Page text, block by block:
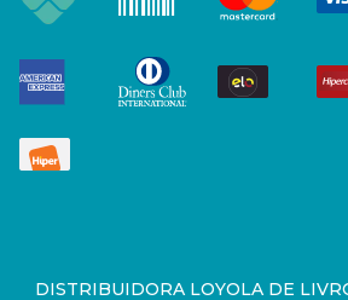
DISTRIBUIDORA LOYOLA DE